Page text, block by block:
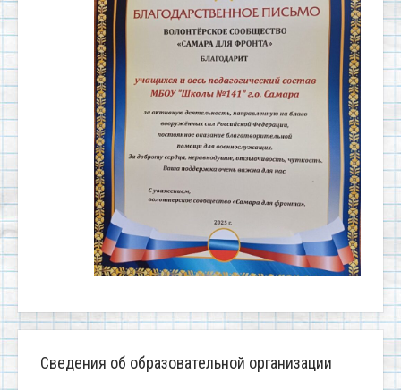
Сведения об образовательной организации